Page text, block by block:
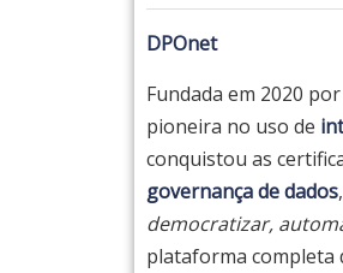
DPOnet
Fundada em 2020
pioneira no uso de
conquistou as
governança de dados
democratizar,
plataforma completa